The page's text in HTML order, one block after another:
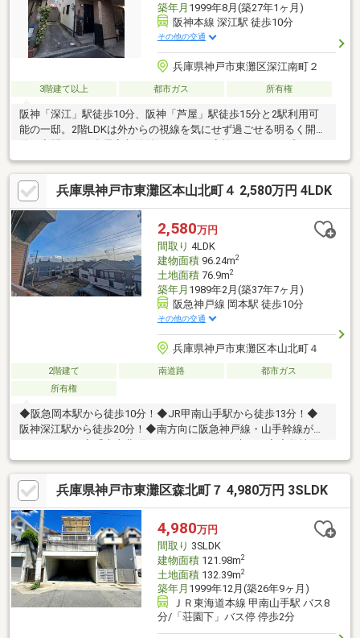
築年月 1999年8月(築27年1ヶ月)
阪神本線 深江駅 徒歩10分
その他の交通
兵庫県神戸市東灘区深江南町２
3階建て以上 都市ガス 所有権
阪神「深江」駅徒歩10分、阪神「芦屋」駅徒歩15分と2駅利用可
能の一邸。2階LDKは外からの視線を気にせず過ごせる明るく開放
ート空間もしっかり確保◎-周辺施設-◇コープこうべコープミニ
深江南…徒歩3分◇ファミリーマート深江本町1丁目店…徒歩約7分
◇東灘小学校…徒歩11分弊社は不動産の購入や売却だけでなく、
リフォーム事業も専門としております！ご購入の際は一度ご相談
ください！≫ネット予約なら24時間いつでも受付中 ≫見学予約
はボタンをＣＬＩＣＫ
兵庫県神戸市東灘区本山北町４ 2,580万円 4LDK
2,580万円
間取り 4LDK
建物面積96.24m2
土地面積76.9m2
築年月 1989年2月(築37年7ヶ月)
阪急神戸線 岡本駅 徒歩10分
その他の交通
兵庫県神戸市東灘区本山北町４
2階建て 南道路
都市ガス
所有権
◆阪急岡本駅から徒歩10分！◆JR甲南山手駅から徒歩13分！◆
阪神深江駅から徒歩20分！◆南方向に阪急神戸線・山手幹線が走
っています！◇「本山北町4丁目」にある一戸建て！◇◇敷地面
積は約23坪！◇車庫あり（車種による）◇延床面積は96.24平米
の4LDK（車庫面積含む）！◇玄関は2階部分、北側に位置しま
す！◇水廻りは1階部分に集約！◇各階にトイレがあります！◇
全室2面採光で風通し良好！◇リフォームプランのご提案もさせ
ていただきます♪◇お気軽にお問い合わせください♪
兵庫県神戸市東灘区森北町７ 4,980万円 3SLDK
4,980万円
間取り 3SLDK
建物面積121.98m2
土地面積132.39m2
築年月 1999年12月(築26年9ヶ月)
ＪＲ東海道本線 甲南山手駅 バス8
分/「荘園下」バス停 停歩2分